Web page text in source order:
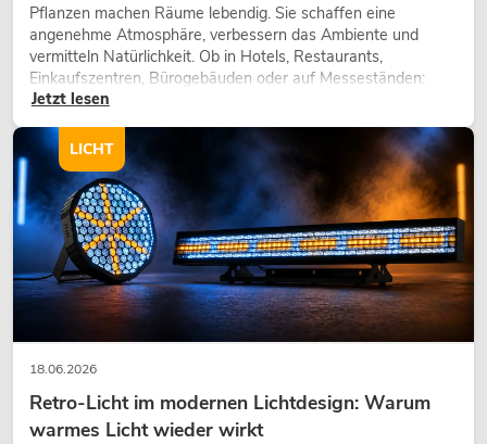
Pflanzen machen Räume lebendig. Sie schaffen eine
angenehme Atmosphäre, verbessern das Ambiente und
vermitteln Natürlichkeit. Ob in Hotels, Restaurants,
Einkaufszentren, Bürogebäuden oder auf Messeständen:
eine hochwertige Begrünung gehört heute längst zum
Jetzt lesen
18.06.2026
Retro-Licht im modernen Lichtdesign: Warum
warmes Licht wieder wirkt
LICHT